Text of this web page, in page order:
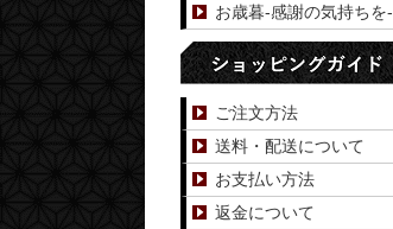
お歳暮-感謝の気持ちを-
ご注文方法
送料・配送について
お支払い方法
返金について